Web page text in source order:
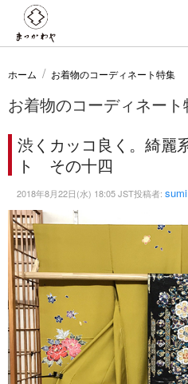
ホーム お着物のコーディネート特集
お着物のコーディネート
渋くカッコ良く。綺麗
ト その十四
2018年8月22日(水) 18:05 JST投稿者: sumi